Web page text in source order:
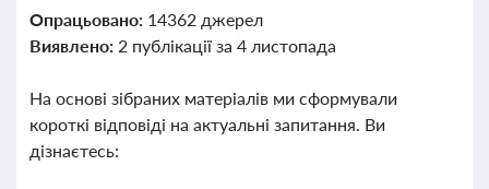
Опрацьовано: 14362 джерел
Виявлено: 2 публікації за 4 листопада
На основі зібраних матеріалів ми сформували
короткі відповіді на актуальні запитання. Ви
дізнаєтесь: